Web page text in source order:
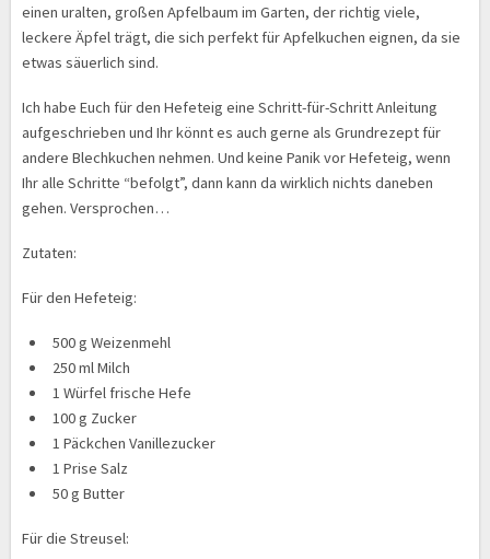
einen uralten, großen Apfelbaum im Garten, der richtig viele,
leckere Äpfel trägt, die sich perfekt für Apfelkuchen eignen, da sie
etwas säuerlich sind.
Ich habe Euch für den Hefeteig eine Schritt-für-Schritt Anleitung
aufgeschrieben und Ihr könnt es auch gerne als Grundrezept für
andere Blechkuchen nehmen. Und keine Panik vor Hefeteig, wenn
Ihr alle Schritte “befolgt”, dann kann da wirklich nichts daneben
gehen. Versprochen…
Zutaten:
Für den Hefeteig:
500 g Weizenmehl
250 ml Milch
1 Würfel frische Hefe
100 g Zucker
1 Päckchen Vanillezucker
1 Prise Salz
50 g Butter
Für die Streusel: